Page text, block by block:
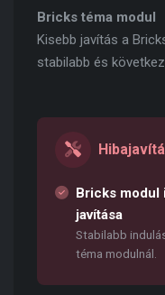
Bricks téma modul
Kisebb javítás a
stabilabb és
Bricks modul
javítása
Stabilabb
téma modulnál.